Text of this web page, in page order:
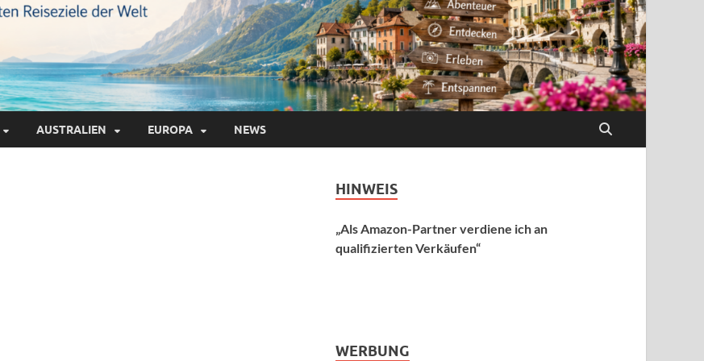
AUSTRALIEN EUROPA NEWS
HINWEIS
„Als Amazon-Partner verdiene ich an
qualifizierten Verkäufen“
WERBUNG